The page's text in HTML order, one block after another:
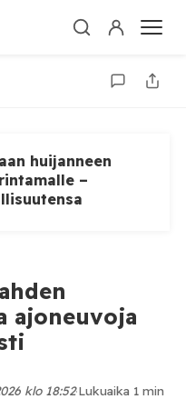
huijanneen
–
ajoneuvoja
klo 18:52·Lukuaika 1 min